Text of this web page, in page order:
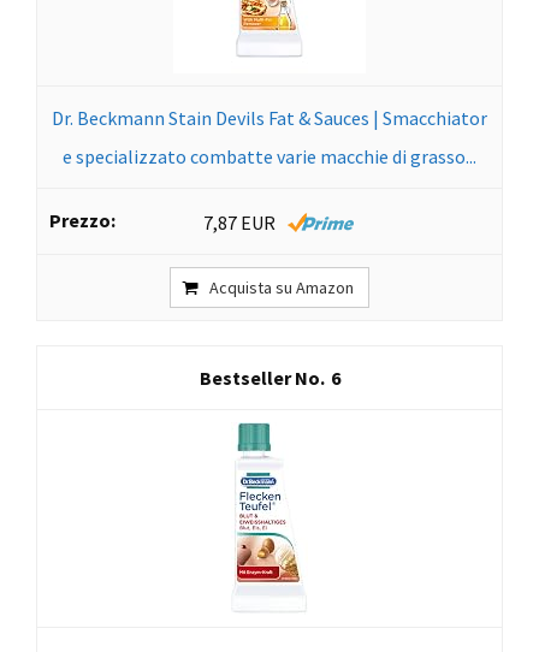
Dr. Beckmann Stain Devils Fat & Sauces | Smacchiator
e specializzato combatte varie macchie di grasso...
7,87 EUR
Acquista su Amazon
6